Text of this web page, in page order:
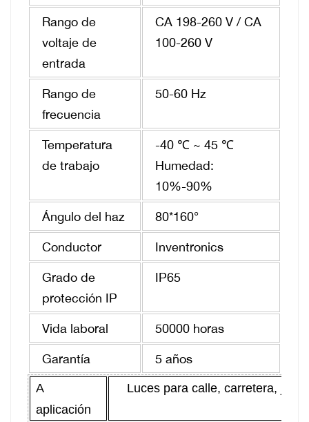
Rango de
voltaje de
entrada
CA 198-260 V / CA
100-260 V
Rango de
frecuencia
50-60 Hz
Temperatura
de trabajo
-40 ℃ ~ 45 ℃
Humedad:
10%-90%
Ángulo del haz
80*160°
Conductor
Inventronics
Grado de
protección IP
IP65
Vida laboral
50000 horas
Garantía
5 años
A
aplicación
Luces para calle, carretera,